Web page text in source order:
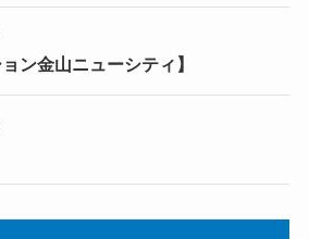
ン金山ニューシティ】